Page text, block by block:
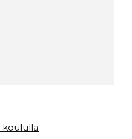
koululla